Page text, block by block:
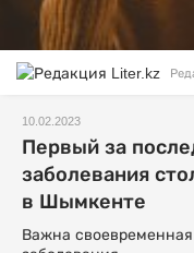
10.02.2023
Первый за
заболевания
в Шымкенте
Важна